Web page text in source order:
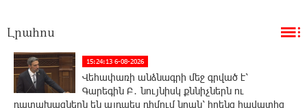
Լրահոս
15:24:13 6-08-2026
Վեհափառի անձնագրի մեջ գրված է՝
Գարեգին Բ․ նույնիսկ քննիչներն ու
դատախազներն են այդպես դիմում նրան՝ իրենց հավատից